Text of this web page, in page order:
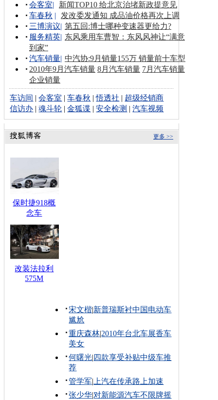
会客室|
新闻TOP10 给北京治堵新政提意见
车春秋 |
发改委发通知 成品油价格再次上调
三博演议| 第五回:博士哪种变速器更给力?
服务精英| 东风乘用车曹智：东风风神让“满意
到家”
汽车销量| 中汽协:9月销量155万 销量前十车型
2010年9月汽车销量 8月汽车销量 7月汽车销量
企业销量
车访间 |会客室 |车春秋 |悟透社 | 超级经销商
信访办 |魂斗轮 |金狐谍 |安全检测 |汽车视频
更多 >>
保时捷918概
念车
改装法拉利
575M
宋文楷|新普瑞斯衬中国电动车
尴尬
重庆森林|2010年台北车展香车
美女
何曙光| 四款享受补贴中级车推
荐
管学军| 上汽在传承路上加速
张少华|对新能源汽车不限牌摇